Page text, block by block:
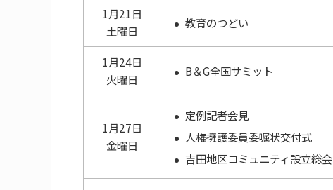
1月21日
土曜日
教育のつどい
1月24日
火曜日
B＆G全国サミット
1月27日
金曜日
定例記者会見
人権擁護委員委嘱状交付式
吉田地区コミュニティ設立総会